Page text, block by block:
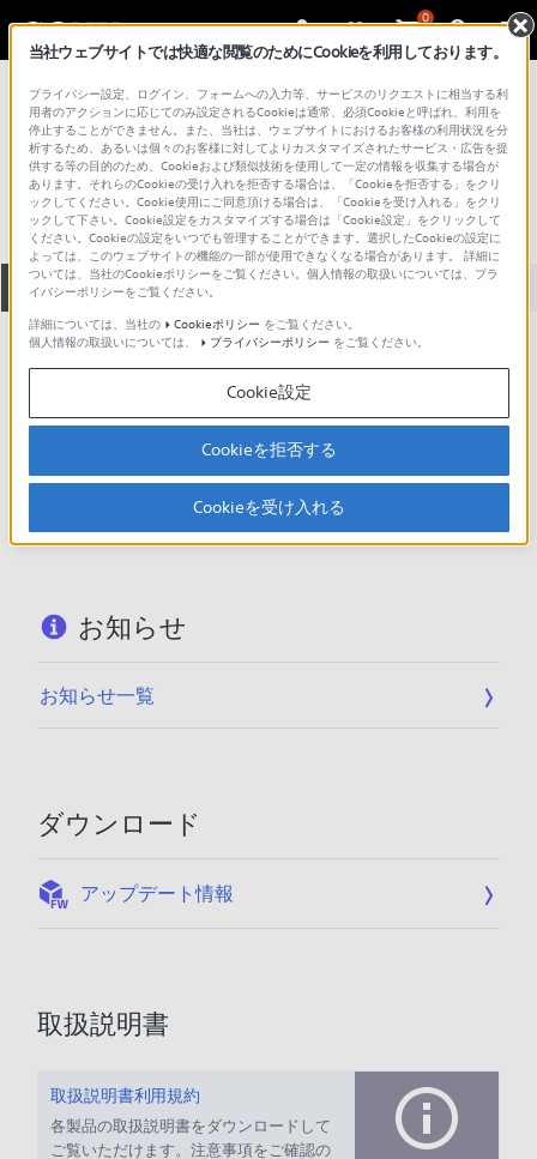
0
総合サポート・お問い合わせ VGC シリーズ
VGC-RM55DL9
全て ダウンロード 取扱説明書 Q&A
製品に関する重要なお知らせ
お知らせ
製品に関する重要なお知らせ
重要なお知らせ一覧
お知らせ
お知らせ一覧
ダウンロード
アップデート情報
取扱説明書
取扱説明書利用規約
各製品の取扱説明書をダウンロードして
ご覧いただけます。注意事項をご確認の
当社ウェブサイトでは快適な閲覧のためにCookieを利用しております。
プライバシー設定、ログイン、フォームへの入力等、サービスのリクエストに相当する利
用者のアクションに応じてのみ設定されるCookieは通常、必須Cookieと呼ばれ、利用を
停止することができません。また、当社は、ウェブサイトにおけるお客様の利用状況を分
析するため、あるいは個々のお客様に対してよりカスタマイズされたサービス・広告を提
供する等の目的のため、Cookieおよび類似技術を使用して一定の情報を収集する場合が
あります。それらのCookieの受け入れを拒否する場合は、「Cookieを拒否する」をクリ
ックしてください。Cookie使用にご同意頂ける場合は、「Cookieを受け入れる」をクリ
ックして下さい。Cookie設定をカスタマイズする場合は「Cookie設定」をクリックして
ください。Cookieの設定をいつでも管理することができます。選択したCookieの設定に
よっては、このウェブサイトの機能の一部が使用できなくなる場合があります。 詳細に
ついては、当社のCookieポリシーをご覧ください。個人情報の取扱いについては、プラ
イバシーポリシーをご覧ください。
詳細については、当社の
Cookieポリシー をご覧ください。
個人情報の取扱いについては、
プライバシーポリシー をご覧ください。
Cookie設定
Cookieを拒否する
Cookieを受け入れる